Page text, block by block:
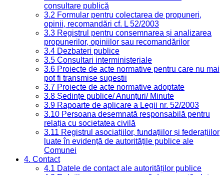
consultare publică
3.2 Formular pentru colectarea de propuneri,
opinii, recomandări cf. L 52/2003
3.3 Registrul pentru consemnarea și analizarea
propunerilor, opiniilor sau recomandărilor
3.4 Dezbateri publice
3.5 Consultari interministeriale
3.6 Proiecte de acte normative pentru care nu mai
pot fi transmise sugestii
3.7 Proiecte de acte normative adoptate
3.8 Ședințe publice/ Anunțuri/ Minute
3.9 Rapoarte de aplicare a Legii nr. 52/2003
3.10 Persoana desemnată responsabilă pentru
relația cu societatea civilă
3.11 Registrul asociațiilor, fundațiilor și federațiilor
luate în evidență de autoritățile publice ale
Comunei
4. Contact
4.1 Datele de contact ale autorităților publice